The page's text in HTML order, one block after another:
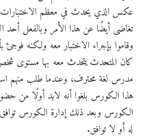
عكس الذي يحدث في معظم الاختبارات
تغاضى أيضًا عن هذا الأمر وبالفعل أحد
وقاموا بإجراء الاختبار معه ولكنه فوجئ
كان المتحدث يتحدث معه بها مستوى
مدرس لغة محترف، وعندما طلب منهم
هذا الكورس بلغوا أنه لابد أولًا من
الكورس وبعد ذلك إدارة الكورس
له أو لا توافق.